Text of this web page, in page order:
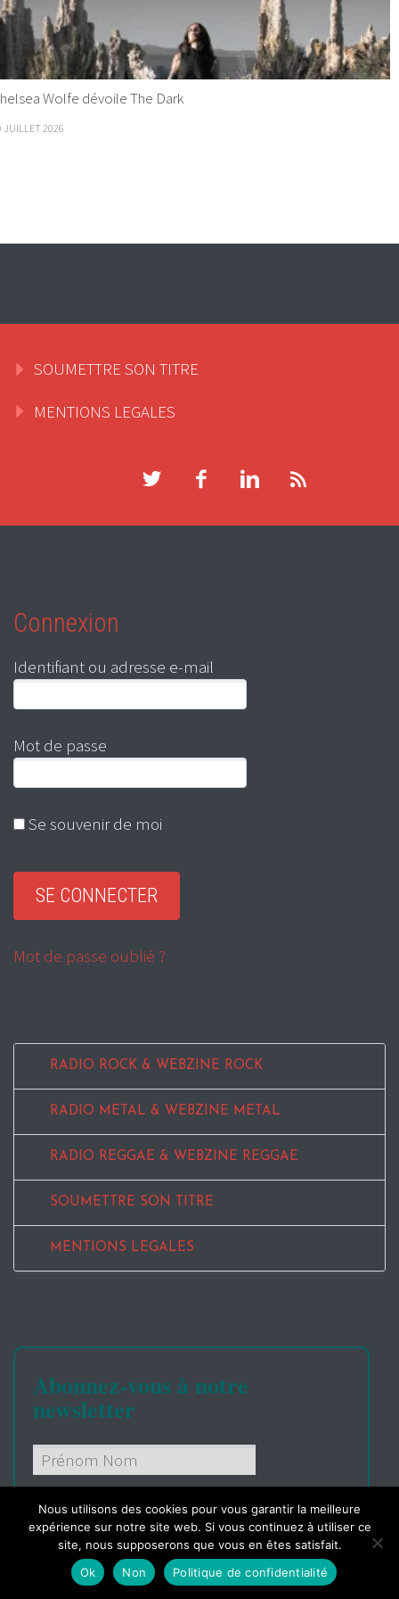
Wolfe dévoile The Dark
JUILLET 2026
SOUMETTRE SON TITRE
MENTIONS LEGALES
Connexion
Identifiant ou adresse e-mail
Mot de passe
Se souvenir de moi
Mot de passe oublié ?
RADIO ROCK & WEBZINE ROCK
RADIO METAL & WEBZINE METAL
RADIO REGGAE & WEBZINE REGGAE
SOUMETTRE SON TITRE
MENTIONS LEGALES
Abonnez-vous à notre
newsletter
Lire nosconditions
Nous utilisons des cookies pour vous garantir la meilleure
expérience sur notre site web. Si vous continuez à utiliser ce
site, nous supposerons que vous en êtes satisfait.
Ok
Non Politique de confidentialité